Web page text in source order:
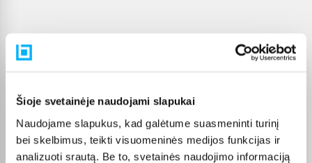
Šioje svetainėje naudojami slapukai
Naudojame slapukus, kad galėtume suasmeninti turinį
bei skelbimus, teikti visuomeninės medijos funkcijas ir
analizuoti srautą. Be to, svetainės naudojimo informaciją
Pirkėjų atsiliepimai apie prekes
Patvirtintas pirkėjas
Mano patys mėgstamiausi kvepalai. Perku juos daug metų. Ačiū